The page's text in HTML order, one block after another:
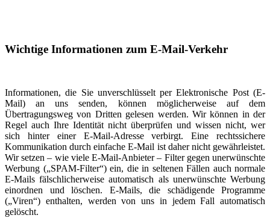
Wichtige Informationen zum E-Mail-Verkehr
Informationen, die Sie unverschlüsselt per Elektronische Post (E-
Mail) an uns senden, können möglicherweise auf dem
Übertragungsweg von Dritten gelesen werden. Wir können in der
Regel auch Ihre Identität nicht überprüfen und wissen nicht, wer
sich hinter einer E-Mail-Adresse verbirgt. Eine rechtssichere
Kommunikation durch einfache E-Mail ist daher nicht gewährleistet.
Wir setzen – wie viele E-Mail-Anbieter – Filter gegen unerwünschte
Werbung („SPAM-Filter“) ein, die in seltenen Fällen auch normale
E-Mails fälschlicherweise automatisch als unerwünschte Werbung
einordnen und löschen. E-Mails, die schädigende Programme
(„Viren“) enthalten, werden von uns in jedem Fall automatisch
gelöscht.